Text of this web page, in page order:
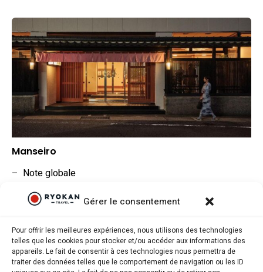
Gérer le consentement
Pour offrir les meilleures expériences, nous utilisons des technologies
telles que les cookies pour stocker et/ou accéder aux informations des
appareils. Le fait de consentir à ces technologies nous permettra de
traiter des données telles que le comportement de navigation ou les ID
Manseiro
– Note globale
Rapport qualité/prix